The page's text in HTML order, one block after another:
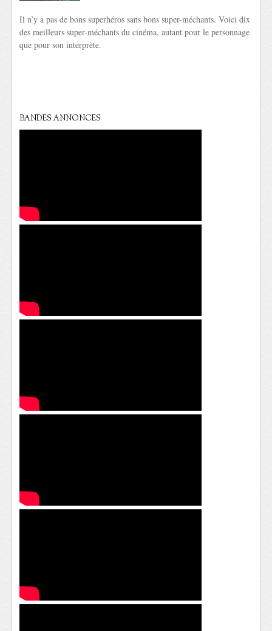
Il n’y a pas de bons superhéros sans bons super-méchants. Voici dix
des meilleurs super-méchants du cinéma, autant pour le personnage
que pour son interprète.
BANDES ANNONCES